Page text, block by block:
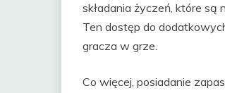
składania życzeń, które
Ten dostęp do
gracza w grze.
Co więcej, posiadanie